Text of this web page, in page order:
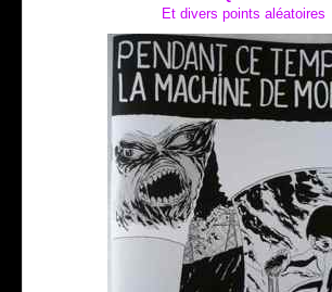
Et divers points aléatoires